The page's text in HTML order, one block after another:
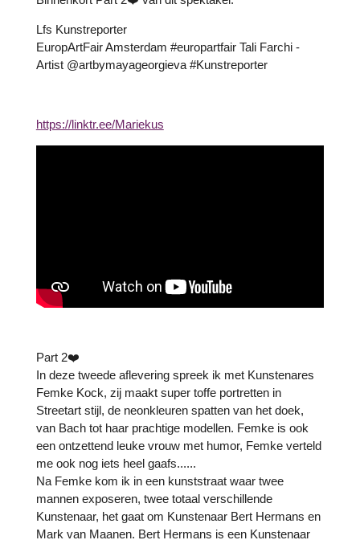
Lfs Kunstreporter
EuropArtFair Amsterdam #europartfair Tali Farchi -
Artist @artbymayageorgieva #Kunstreporter
https://linktr.ee/Mariekus
Part 2❤️
In deze tweede aflevering spreek ik met Kunstenares
Femke Kock, zij maakt super toffe portretten in
Streetart stijl, de neonkleuren spatten van het doek,
van Bach tot haar prachtige modellen. Femke is ook
een ontzettend leuke vrouw met humor, Femke verteld
me ook nog iets heel gaafs......
Na Femke kom ik in een kunststraat waar twee
mannen exposeren, twee totaal verschillende
Kunstenaar, het gaat om Kunstenaar Bert Hermans en
Mark van Maanen. Bert Hermans is een Kunstenaar